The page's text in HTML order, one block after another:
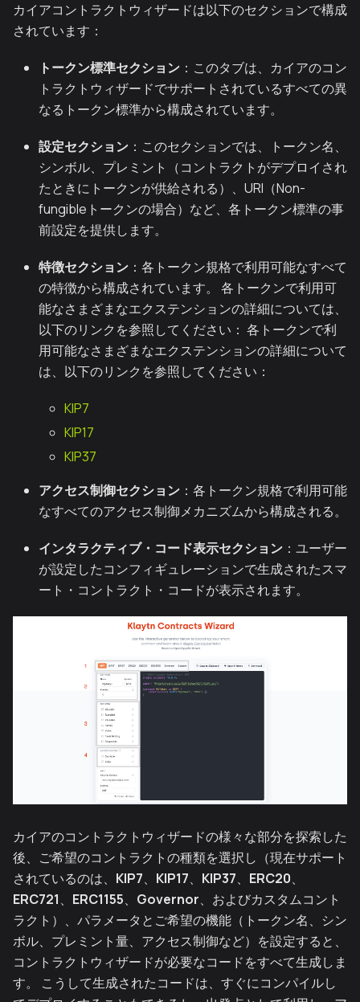
カイアコントラクトウィザードは以下のセクションで構成
されています：
トークン標準セクション ：このタブは、カイアのコン
トラクトウィザードでサポートされているすべての異
なるトークン標準から構成されています。
設定セクション ：このセクションでは、トークン名、
シンボル、プレミント（コントラクトがデプロイされ
たときにトークンが供給される）、URI（Non-
fungibleトークンの場合）など、各トークン標準の事
前設定を提供します。
特徴セクション ：各トークン規格で利用可能なすべて
の特徴から構成されています。 各トークンで利用可
能なさまざまなエクステンションの詳細については、
以下のリンクを参照してください： 各トークンで利
用可能なさまざまなエクステンションの詳細について
は、以下のリンクを参照してください：
KIP7
KIP17
KIP37
アクセス制御セクション ：各トークン規格で利用可能
なすべてのアクセス制御メカニズムから構成される。
インタラクティブ・コード表示セクション ：ユーザー
が設定したコンフィギュレーションで生成されたスマ
ート・コントラクト・コードが表示されます。
カイアのコントラクトウィザードの様々な部分を探索した
後、ご希望のコントラクトの種類を選択し（現在サポート
されているのは、 KIP7、 KIP17、 KIP37、 ERC20、
ERC721、 ERC1155、 Governor、およびカスタムコント
ラクト）、パラメータとご希望の機能（トークン名、シン
ボル、プレミント量、アクセス制御など）を設定すると、
コントラクトウィザードが必要なコードをすべて生成しま
す。 こうして生成されたコードは、すぐにコンパイルし